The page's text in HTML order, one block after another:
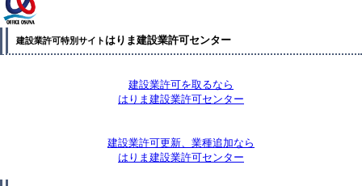
建設業許可特別サイト はりま建設業許可センター
建設業許可を取るなら
はりま建設業許可センター
建設業許可更新、業種追加なら
はりま建設業許可センター